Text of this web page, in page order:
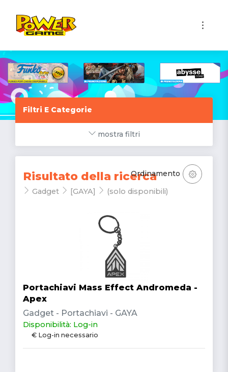
Filtri E Categorie
mostra filtri
Risultato della ricerca
Gadget [GAYA] (solo disponibili)
Ordinamento
Portachiavi Mass Effect Andromeda -
Apex
Gadget - Portachiavi - GAYA
Disponibilità: Log-in
€ Log-in necessario